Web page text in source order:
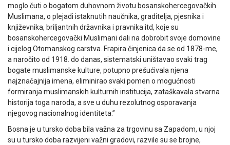
moglo čuti o bogatom duhovnom životu bosanskohercegovačkih
Muslimana, o plejadi istaknutih naučnika, graditelja, pjesnika i
književnika, briljantnih državnika i pravnika itd, koje su
bosanskohercegovački Muslimani dali na dobrobit svoje domovine
i cijelog Otomanskog carstva. Frapira činjenica da se od 1878-me,
a naročito od 1918. do danas, sistematski uništavao svaki trag
bogate muslimanske kulture, potupno prešućivala njena
najznačajnija imena, eliminirao svaki pomen o mogućnosti
formiranja muslimanskih kulturnih institucija, zataškavala stvarna
historija toga naroda, a sve u duhu rezolutnog osporavanja
njegovog nacionalnog identiteta.”
Bosna je u tursko doba bila važna za trgovinu sa Zapadom, u njoj
su u tursko doba razvijeni važni gradovi, razvile su se brojne,